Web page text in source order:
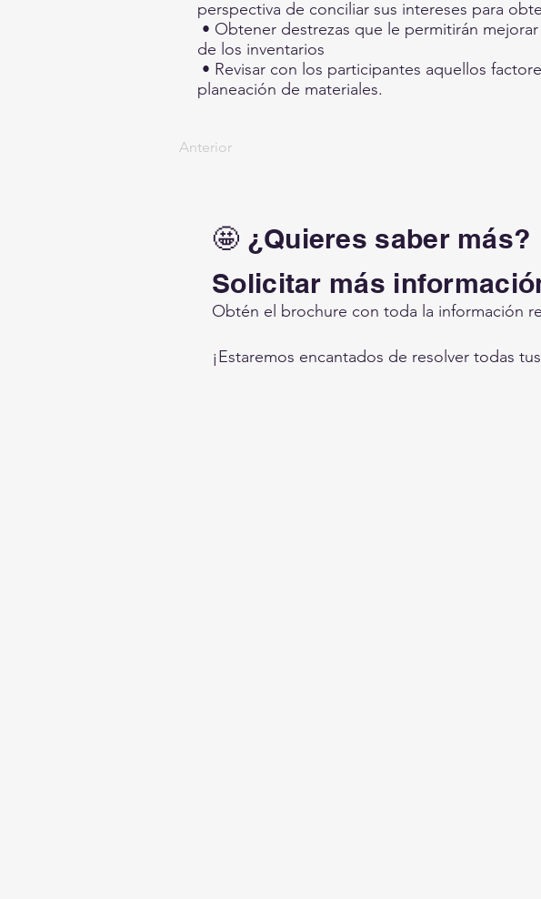
perspectiva de conciliar sus intereses para
• Obtener destrezas que le permitirán
de los inventarios
• Revisar con los participantes aquellos
planeación de materiales.
Anterior
🤩 ¿Quieres saber más?
Solicitar más
Obtén el brochure con toda la información
¡Estaremos encantados de resolver todas